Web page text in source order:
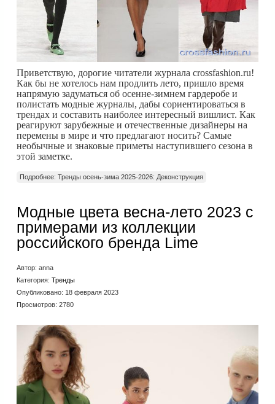
Приветствую, дорогие читатели журнала crossfashion.ru!
Как бы не хотелось нам продлить лето, пришло время
напрямую задуматься об осенне-зимнем гардеробе и
полистать модные журналы, дабы сориентироваться в
трендах и составить наиболее интересный вишлист. Как
реагируют зарубежные и отечественные дизайнеры на
перемены в мире и что предлагают носить? Самые
необычные и знаковые приметы наступившего сезона в
этой заметке.
Подробнее: Тренды осень-зима 2025-2026: Деконструкция
Модные цвета весна-лето 2023 с
примерами из коллекции
российского бренда Lime
Автор: anna
Категория: Тренды
Опубликовано: 18 февраля 2023
Просмотров: 2780